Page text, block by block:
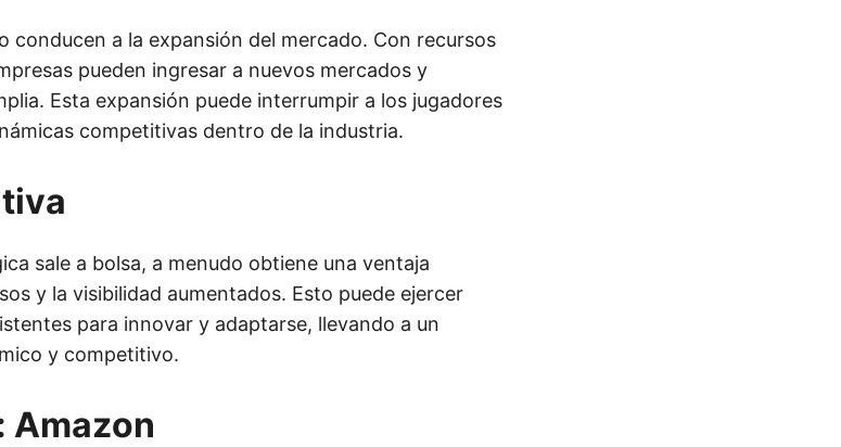
conducen a la expansión del mercado. Con recursos
pueden ingresar a nuevos mercados y
Esta expansión puede interrumpir a los jugadores
competitivas dentro de la industria.
sale a bolsa, a menudo obtiene una ventaja
y la visibilidad aumentados. Esto puede ejercer
para innovar y adaptarse, llevando a un
y competitivo.
Amazon